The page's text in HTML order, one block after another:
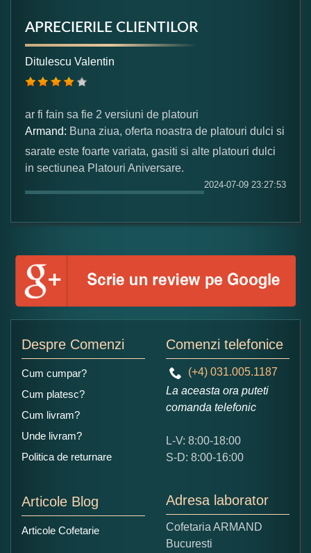
Numele dumneavoastra:
Adaugati o parere despre acest produs:
Ce nota acordati acestui produs?
1
3 4
5
Nu tocmai bun
APRECIERILE CLIENTILOR
Ditulescu Valentin
ar fi fain sa fie 2 versiuni de platouri
Armand: Buna ziua, oferta noastra de platouri dulci si
sarate este foarte variata, gasiti si alte platouri dulci
in sectiunea Platouri Aniversare.
2024-07-09 23:27:53
Despre Comenzi
Cum cumpar?
Cum platesc?
Cum livram?
Unde livram?
Politica de returnare
Articole Blog
Articole Cofetarie
Comenzi telefonice
(+4) 031.005.1187
La aceasta ora puteti
comanda telefonic
L-V: 8:00-18:00
S-D: 8:00-16:00
Adresa laborator
Cofetaria ARMAND
Bucuresti